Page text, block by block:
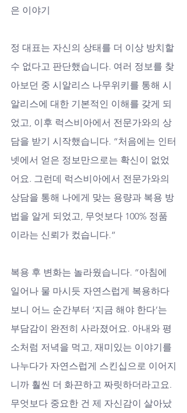
은 이야기
정 대표는 자신의 상태를 더 이상 방치할
수 없다고 판단했습니다. 여러 정보를 찾
아보던 중 시알리스 나무위키를 통해 시
알리스에 대한 기본적인 이해를 갖게 되
었고, 이후 럭스비아에서 전문가와의 상
담을 받기 시작했습니다. “처음에는 인터
넷에서 얻은 정보만으로는 확신이 없었
어요. 그런데 럭스비아에서 전문가와의
상담을 통해 나에게 맞는 용량과 복용 방
법을 알게 되었고, 무엇보다 100% 정품
이라는 신뢰가 컸습니다.”
복용 후 변화는 놀라웠습니다. “아침에
일어나 물 마시듯 자연스럽게 복용하다
보니 어느 순간부터 ‘지금 해야 한다’는
부담감이 완전히 사라졌어요. 아내와 평
소처럼 저녁을 먹고, 재미있는 이야기를
나누다가 자연스럽게 스킨십으로 이어지
니까 훨씬 더 화끈하고 짜릿하더라고요.
무엇보다 중요한 건 제 자신감이 살아났